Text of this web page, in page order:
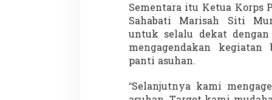
Sementara itu Ketua Korps
Sahabati Marisah Siti
untuk selalu dekat
mengagendakan
panti asuhan.
“Selanjutnya kami
Utah: Pelaku